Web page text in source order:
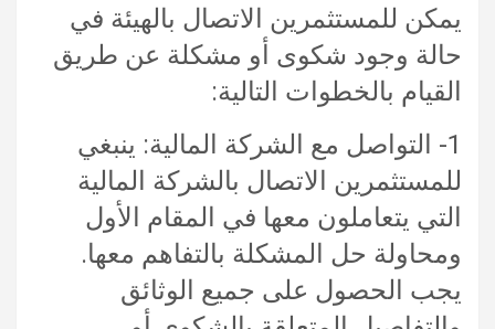
يمكن للمستثمرين الاتصال بالهيئة في
حالة وجود شكوى أو مشكلة عن طريق
القيام بالخطوات التالية:
1- التواصل مع الشركة المالية: ينبغي
للمستثمرين الاتصال بالشركة المالية
التي يتعاملون معها في المقام الأول
ومحاولة حل المشكلة بالتفاهم معها.
يجب الحصول على جميع الوثائق